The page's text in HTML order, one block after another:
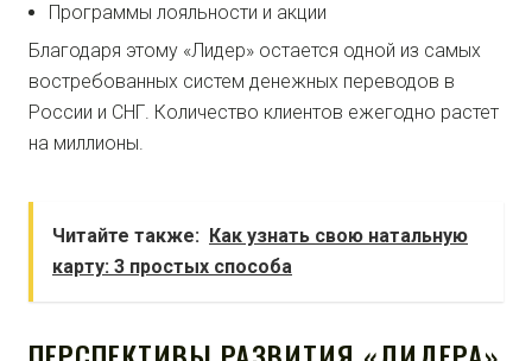
Программы лояльности и акции
Благодаря этому «Лидер» остается одной из самых
востребованных систем денежных переводов в
России и СНГ. Количество клиентов ежегодно растет
на миллионы.
Читайте также: Как узнать свою натальную
карту: 3 простых способа